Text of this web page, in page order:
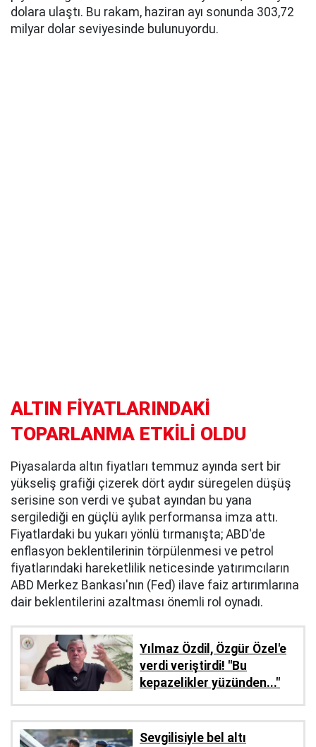
dolara ulaştı. Bu rakam, haziran ayı sonunda 303,72
milyar dolar seviyesinde bulunuyordu.
ALTIN FİYATLARINDAKİ
TOPARLANMA ETKİLİ OLDU
Piyasalarda altın fiyatları temmuz ayında sert bir
yükseliş grafiği çizerek dört aydır süregelen düşüş
serisine son verdi ve şubat ayından bu yana
sergilediği en güçlü aylık performansa imza attı.
Fiyatlardaki bu yukarı yönlü tırmanışta; ABD'de
enflasyon beklentilerinin törpülenmesi ve petrol
fiyatlarındaki hareketlilik neticesinde yatırımcıların
ABD Merkez Bankası'nın (Fed) ilave faiz artırımlarına
dair beklentilerini azaltması önemli rol oynadı.
Yılmaz Özdil, Özgür Özel'e
verdi veriştirdi! ''Bu
kepazelikler yüzünden..."
Sevgilisiyle bel altı